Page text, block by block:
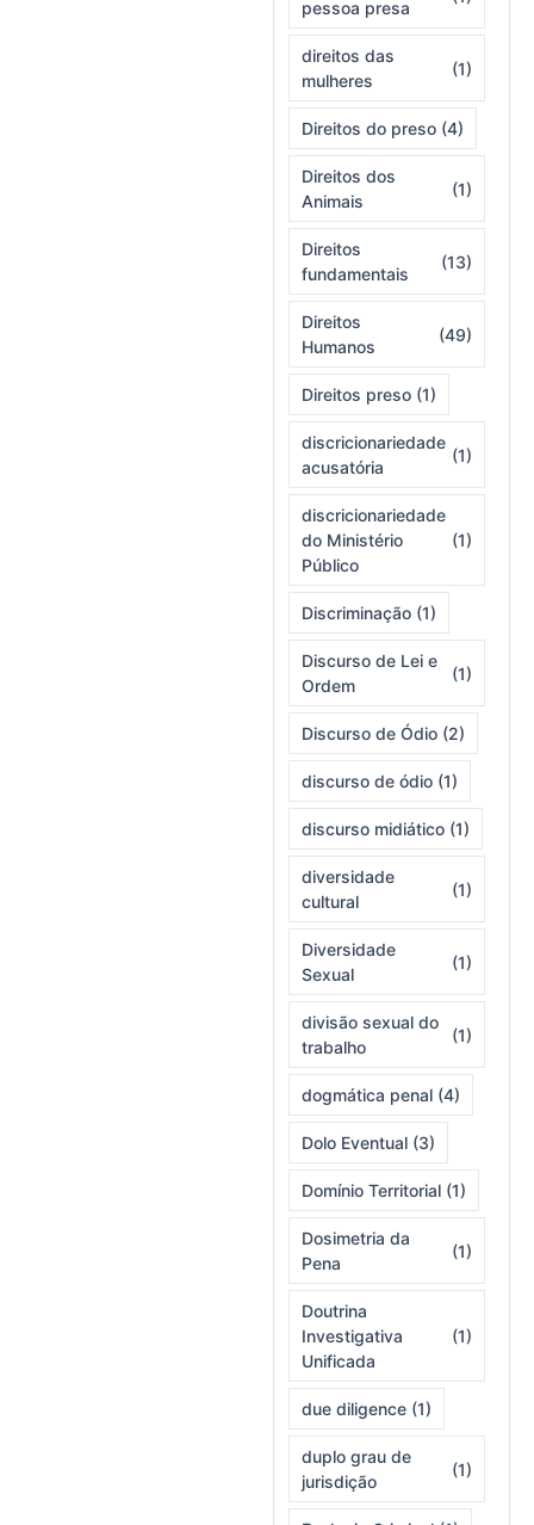
pessoa presa
direitos das
mulheres
(1)
Direitos do preso (4)
Direitos dos
Animais
(1)
Direitos
fundamentais
(13)
Direitos
Humanos
(49)
Direitos preso (1)
discricionariedade
acusatória
(1)
discricionariedade
do Ministério
Público
(1)
Discriminação (1)
Discurso de Lei e
Ordem
(1)
Discurso de Ódio (2)
discurso de ódio (1)
discurso midiático (1)
diversidade
cultural
(1)
Diversidade
Sexual
(1)
divisão sexual do
trabalho
(1)
dogmática penal (4)
Dolo Eventual (3)
Domínio Territorial (1)
Dosimetria da
Pena
(1)
Doutrina
Investigativa
Unificada
(1)
due diligence (1)
duplo grau de
jurisdição
(1)